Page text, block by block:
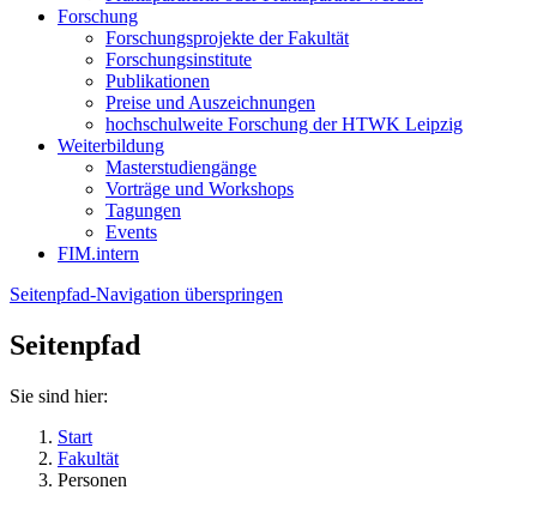
Forschung
Forschungsprojekte der Fakultät
Forschungsinstitute
Publikationen
Preise und Auszeichnungen
hochschulweite Forschung der HTWK Leipzig
Weiterbildung
Masterstudiengänge
Vorträge und Workshops
Tagungen
Events
FIM.intern
Seitenpfad-Navigation überspringen
Seitenpfad
Sie sind hier:
Start
Fakultät
Personen